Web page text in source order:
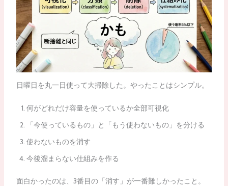
日曜日を丸一日使って大掃除した。やったことはシンプル。
何がどれだけ容量を使っているか全部可視化
「今使っているもの」と「もう使わないもの」を分ける
使わないものを消す
今後溜まらない仕組みを作る
面白かったのは、3番目の「消す」が一番難しかったこと。